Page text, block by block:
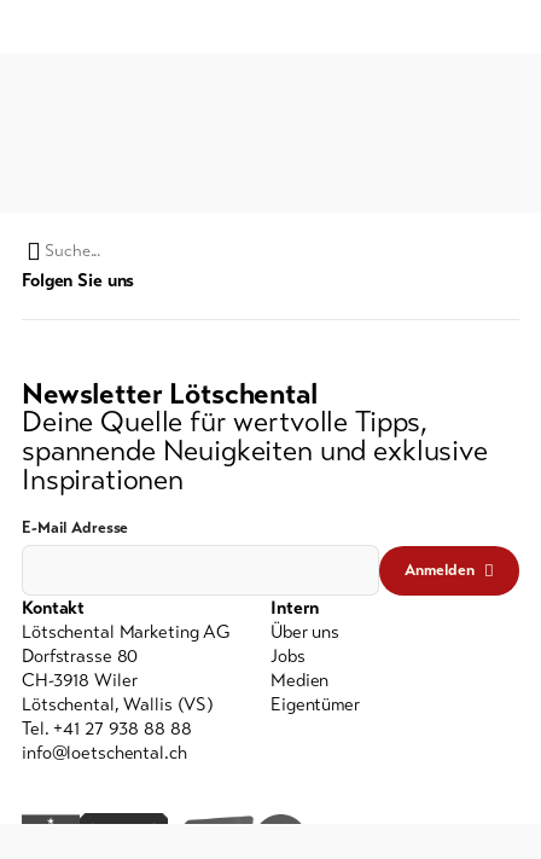
Suchwort
Folgen Sie uns
Newsletter Lötschental
Deine Quelle für wertvolle Tipps,
spannende Neuigkeiten und exklusive
Inspirationen
E-Mail Adresse
Anmelden
Kontakt
Lötschental Marketing AG
Dorfstrasse 80
CH-3918 Wiler
Lötschental, Wallis (VS)
Tel. +41 27 938 88 88
info@loetschental.ch
Intern
Über uns
Jobs
Medien
Eigentümer